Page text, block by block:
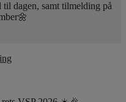
dagen, samt tilmelding på